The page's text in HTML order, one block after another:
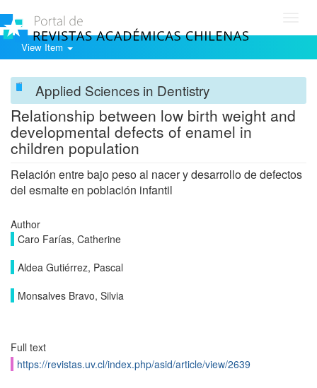
View Item
Applied Sciences in Dentistry
Relationship between low birth weight and
developmental defects of enamel in
children population
Relación entre bajo peso al nacer y desarrollo de defectos
del esmalte en población infantil
Author
Caro Farías, Catherine
Aldea Gutiérrez, Pascal
Monsalves Bravo, Silvia
Full text
https://revistas.uv.cl/index.php/asid/article/view/2639